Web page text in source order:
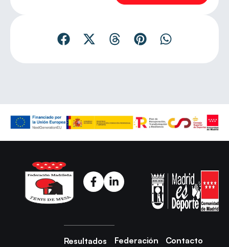
Resultados
Federación
Contacto